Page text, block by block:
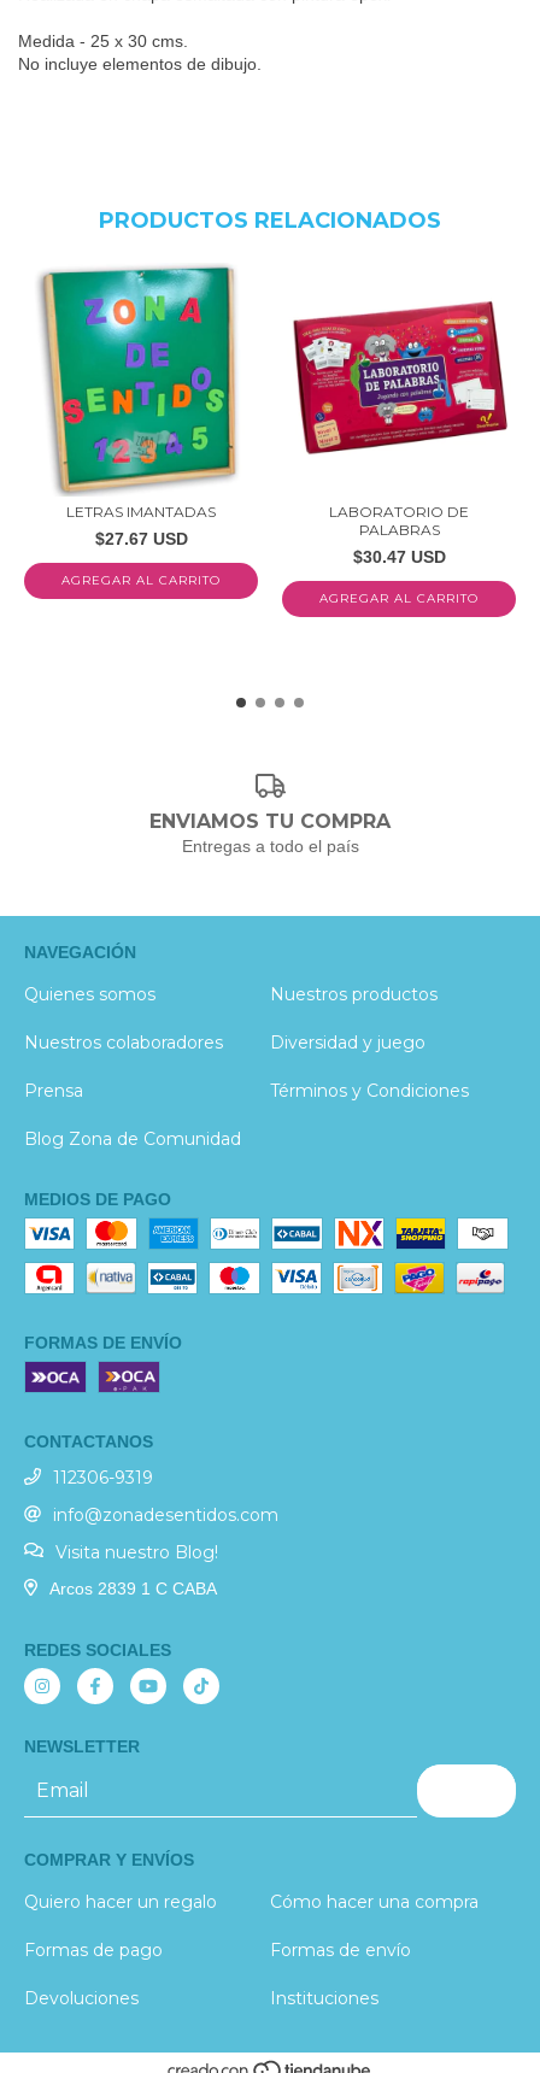
Medida - 25 x 30 cms.
No incluye elementos de dibujo.
PRODUCTOS RELACIONADOS
LETRAS IMANTADAS
$27.67 USD
LABORATORIO DE
PALABRAS
$30.47 USD
ENVIAMOS TU COMPRA
Entregas a todo el país
NAVEGACIÓN
Quienes somos Nuestros productos
Nuestros colaboradores Diversidad y juego
Prensa Términos y Condiciones
Blog Zona de Comunidad
MEDIOS DE PAGO
FORMAS DE ENVÍO
CONTACTANOS
112306-9319
info@zonadesentidos.com
Visita nuestro Blog!
Arcos 2839 1 C CABA
REDES SOCIALES
NEWSLETTER
COMPRAR Y ENVÍOS
Quiero hacer un regalo Cómo hacer una compra
Formas de pago Formas de envío
Devoluciones Instituciones